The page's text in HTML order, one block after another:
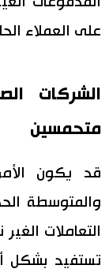
على العملاء
الشركات
متحمسين
قد يكون
والمتوسطة
التعاملات
تستفيد بشكل